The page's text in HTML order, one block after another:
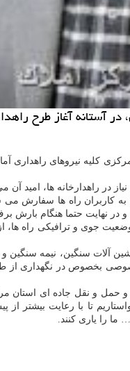
در راهدارخانه ها، امید
به کاربران راه ها
نهایت حتما هنگام بارش
بخصوص در نگهداری از
حمل و نقل جاده ای استان
تا با رعایت
ما را یاری کنند.